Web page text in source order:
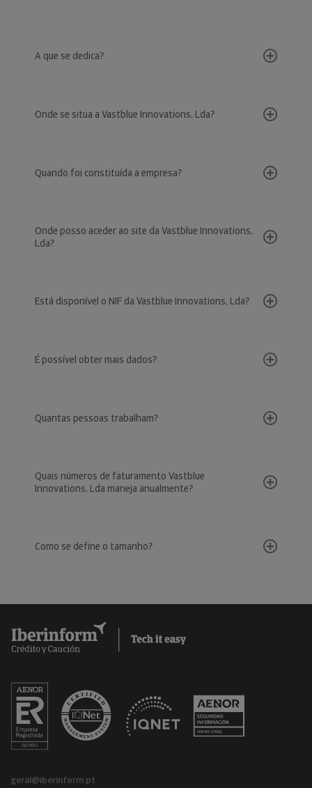
A que se dedica?
Onde se situa a Vastblue Innovations, Lda?
Quando foi constituída a empresa?
Onde posso aceder ao site da Vastblue Innovations,
Lda?
Está disponível o NIF da Vastblue Innovations, Lda?
É possível obter mais dados?
Quantas pessoas trabalham?
Quais números de faturamento Vastblue
Innovations, Lda maneja anualmente?
Como se define o tamanho?
geral@iberinform.pt